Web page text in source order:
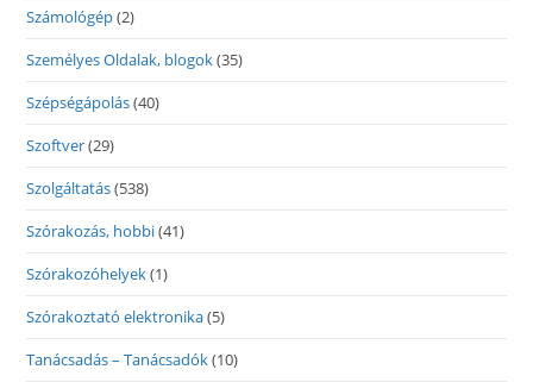
Számológép(2)
Személyes Oldalak, blogok(35)
Szépségápolás(40)
Szoftver(29)
Szolgáltatás(538)
Szórakozás, hobbi(41)
Szórakozóhelyek(1)
Szórakoztató elektronika(5)
Tanácsadás – Tanácsadók(10)